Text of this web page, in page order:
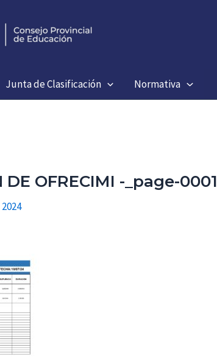
Junta de Clasificación Normativa
DE OFRECIMI -_page-0001